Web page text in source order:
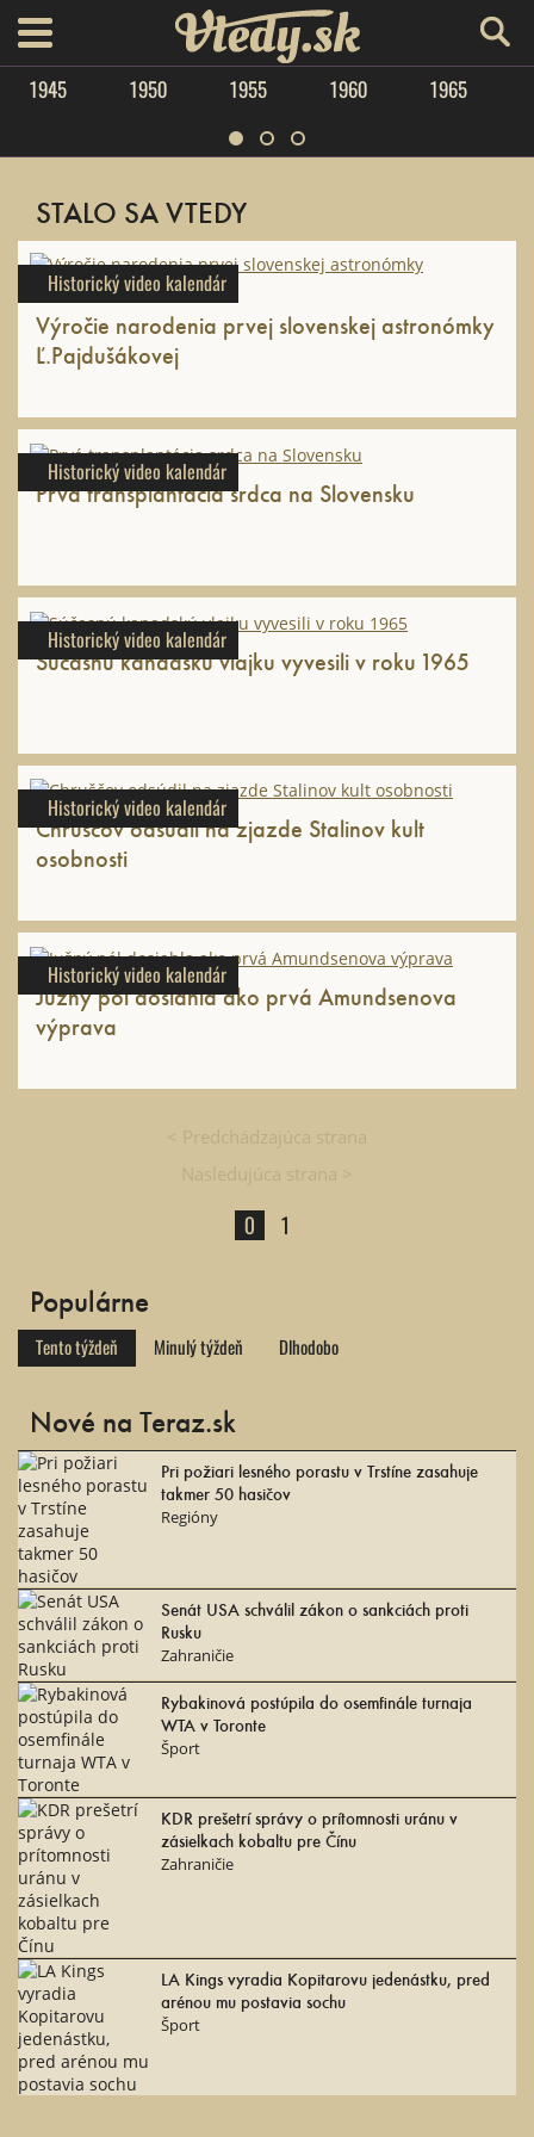
menu Vtedy.sk
1945 1950 1955 1960 1965
STALO SA VTEDY
Historický video kalendár
Výročie narodenia prvej slovenskej astronómky
Ľ.Pajdušákovej
Historický video kalendár
Prvá transplantácia srdca na Slovensku
Historický video kalendár
Súčasnú kanadskú vlajku vyvesili v roku 1965
Historický video kalendár
Chruščov odsúdil na zjazde Stalinov kult
osobnosti
Historický video kalendár
Južný pól dosiahla ako prvá Amundsenova
výprava
< Predchádzajúca strana
Nasledujúca strana >
0 1
Populárne
Tento týždeň Minulý týždeň Dlhodobo
Nové na Teraz.sk
Pri požiari lesného porastu v Trstíne zasahuje
takmer 50 hasičov
Regióny
Senát USA schválil zákon o sankciách proti
Rusku
Zahraničie
Rybakinová postúpila do osemfinále turnaja
WTA v Toronte
Šport
KDR prešetrí správy o prítomnosti uránu v
zásielkach kobaltu pre Čínu
Zahraničie
LA Kings vyradia Kopitarovu jedenástku, pred
arénou mu postavia sochu
Šport